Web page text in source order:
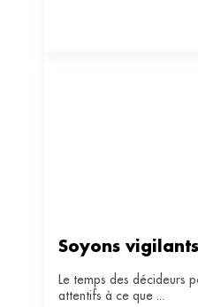
Soyons vigilants
Le temps des décideurs
attentifs à ce que ...